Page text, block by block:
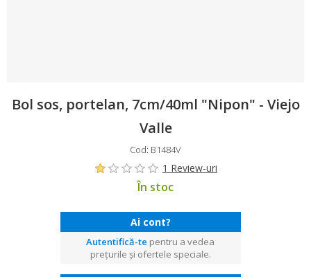
Bol sos, portelan, 7cm/40ml "Nipon" - Viejo
Valle
Cod: B1484V
1 Review-uri
În stoc
Ai cont?
Autentifică-te pentru a vedea
prețurile și ofertele speciale.